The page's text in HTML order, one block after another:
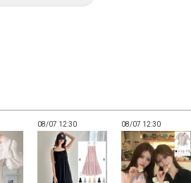
08/07 12:30 08/07 12:30